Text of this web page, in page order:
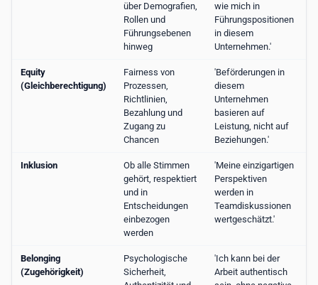
über Demografien,
Rollen und
Führungsebenen
hinweg
wie mich in
Führungspositionen
in diesem
Unternehmen.'
Equity
(Gleichberechtigung)
Fairness von
Prozessen,
Richtlinien,
Bezahlung und
Zugang zu
Chancen
'Beförderungen in
diesem
Unternehmen
basieren auf
Leistung, nicht auf
Beziehungen.'
Inklusion
Ob alle Stimmen
gehört, respektiert
und in
Entscheidungen
einbezogen
werden
'Meine einzigartigen
Perspektiven
werden in
Teamdiskussionen
wertgeschätzt.'
Belonging
(Zugehörigkeit)
Psychologische
Sicherheit,
'Ich kann bei der
Arbeit authentisch